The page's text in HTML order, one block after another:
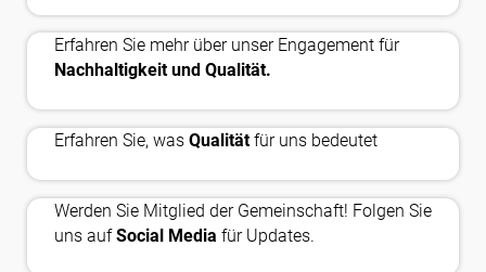
nest_eco_leaf
Erfahren Sie mehr über unser Engagement für
Nachhaltigkeit und Qualität.
approval_delegation
Erfahren Sie, was Qualitätfür uns bedeutet
thumb_up_off
Werden Sie Mitglied der Gemeinschaft! Folgen Sie
uns aufSocial Media für Updates.